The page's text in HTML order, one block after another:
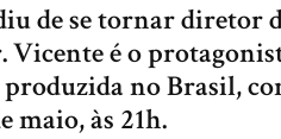
de se tornar diretor
é o
no Brasil,
maio, às 21h.